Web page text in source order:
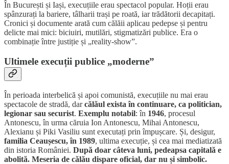
În București și Iași, execuțiile erau spectacol popular. Hoții erau
spânzurați la bariere, tâlharii trași pe roată, iar trădătorii decapitați.
Cronici și documente arată cum călăii aplicau pedepse și pentru
delicte mai mici: biciuiri, mutilări, stigmatizări publice. Era o
combinație între justiție și „reality-show”.
Ultimele execuții publice „moderne”
În perioada interbelică și apoi comunistă, execuțiile nu mai erau
spectacole de stradă, darcălăul exista în continuare, ca politician,
legionar sau securist. Exemplu notabil: în 1946, procesul
Antonescu, în urma căruia Ion Antonescu, Mihai Antonescu,
Alexianu și Piki Vasiliu sunt executați prin împușcare. Și, desigur,
familia Ceaușescu, în 1989, ultima execuție, și cea mai mediatizată
din istoria României. După doar câteva luni, pedeapsa capitală e
abolită. Meseria de călău dispare oficial, dar nu și simbolic.